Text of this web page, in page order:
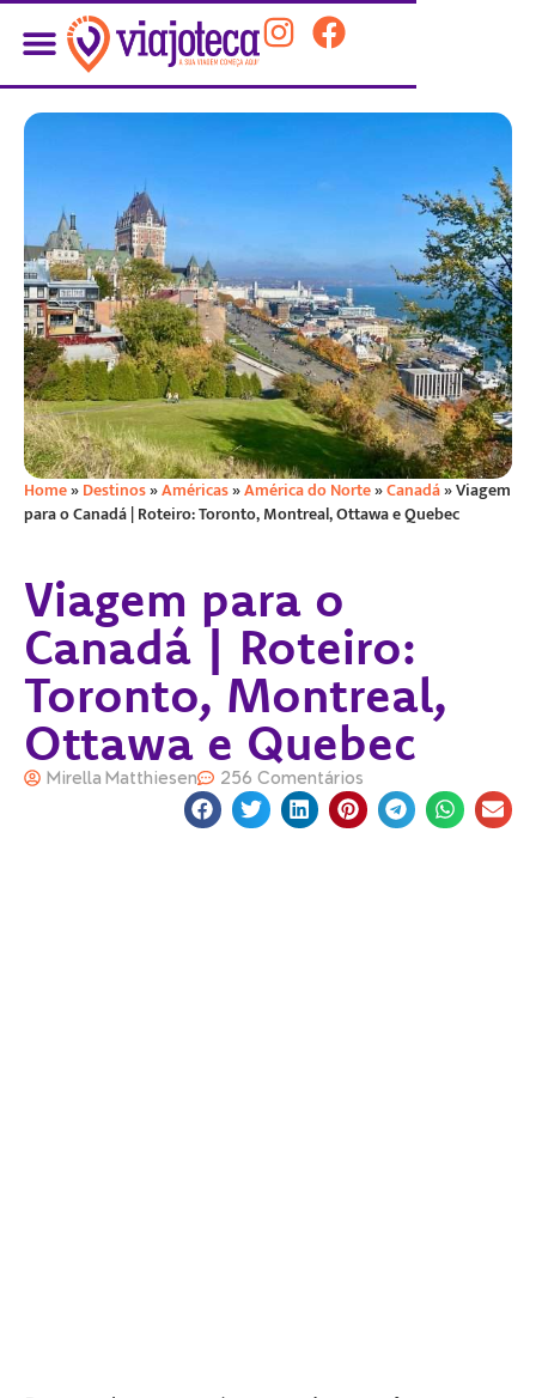
Home»Destinos»Américas»América do Norte»Canadá»Viagem
para o Canadá | Roteiro: Toronto, Montreal, Ottawa e Quebec
Viagem para o
Canadá | Roteiro:
Toronto, Montreal,
Ottawa e Quebec
Mirella Matthiesen 256 Comentários